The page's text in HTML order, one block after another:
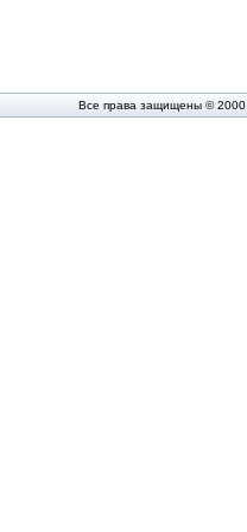
Все права защищены © 2000